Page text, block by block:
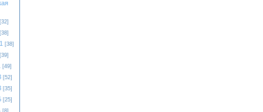
[32]
[38]
[38]
[39]
[49]
[52]
[35]
[25]
[8]